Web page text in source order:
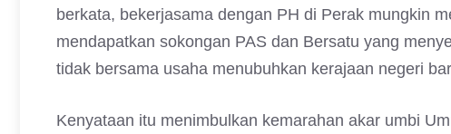
berkata, bekerjasama dengan PH di Perak mungkin
mendapatkan sokongan PAS dan Bersatu yang
tidak bersama usaha menubuhkan kerajaan negeri
Kenyataan itu menimbulkan kemarahan akar umbi